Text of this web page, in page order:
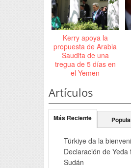
Kerry apoya la
propuesta de Arabia
Saudita de una
tregua de 5 días en
el Yemen
Artículos
Más Reciente
Türkiye da la
Declaración de Yeda
Sudán